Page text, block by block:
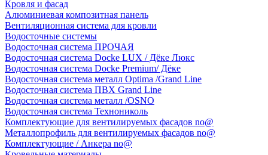
Кровля и фасад
Алюминиевая композитная панель
Вентиляционная система для кровли
Водосточные системы
Водосточная система ПРОЧАЯ
Водосточная система Docke LUX / Дёке Люкс
Водосточная система Docke Premium/ Дёке
Водосточная система металл Optima /Grand Line
Водосточная система ПВХ Grand Line
Водосточная система металл /OSNO
Водосточная система Технониколь
Комплектующие для вентилируемых фасадов no@
Металлопрофиль для вентилируемых фасадов no@
Комплектующие / Анкера no@